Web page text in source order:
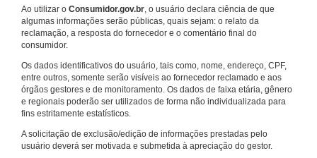
Ao utilizar o Consumidor.gov.br , o usuário declara ciência de que
algumas informações serão públicas, quais sejam: o relato da
reclamação, a resposta do fornecedor e o comentário final do
consumidor.
Os dados identificativos do usuário, tais como, nome, endereço, CPF,
entre outros, somente serão visíveis ao fornecedor reclamado e aos
órgãos gestores e de monitoramento. Os dados de faixa etária, gênero
e regionais poderão ser utilizados de forma não individualizada para
fins estritamente estatísticos.
A solicitação de exclusão/edição de informações prestadas pelo
usuário deverá ser motivada e submetida à apreciação do gestor.